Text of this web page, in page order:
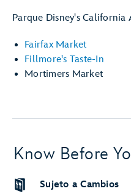
Parque Disney's California
Fairfax Market
Fillmore's Taste-In
Mortimers Market
Know Before
Sujeto a Cambios